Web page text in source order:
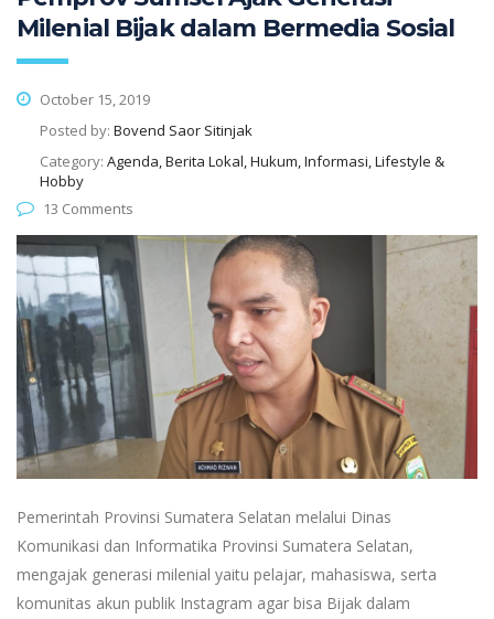
Milenial Bijak dalam Bermedia Sosial
October 15, 2019
Posted by: Bovend Saor Sitinjak
Category: Agenda, Berita Lokal, Hukum, Informasi, Lifestyle &
Hobby
13 Comments
Pemerintah Provinsi Sumatera Selatan melalui Dinas
Komunikasi dan Informatika Provinsi Sumatera Selatan,
mengajak generasi milenial yaitu pelajar, mahasiswa, serta
komunitas akun publik Instagram agar bisa Bijak dalam